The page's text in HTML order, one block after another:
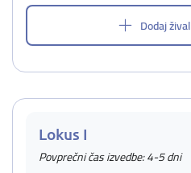
Dodaj žival
Lokus I
Povprečni čas izvedbe: 4-5 dni